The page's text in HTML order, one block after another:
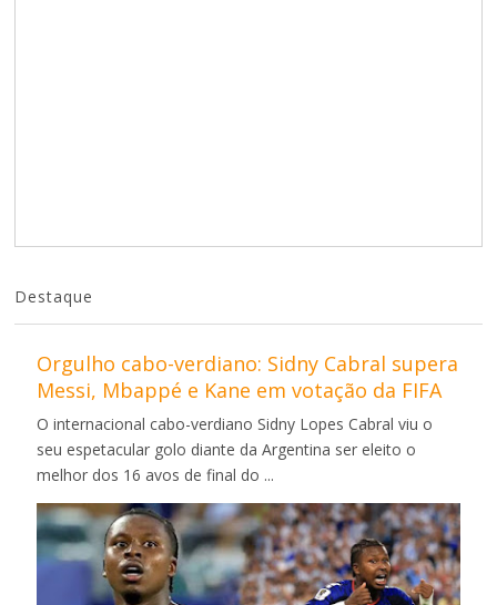
Destaque
Orgulho cabo-verdiano: Sidny Cabral supera
Messi, Mbappé e Kane em votação da FIFA
O internacional cabo-verdiano Sidny Lopes Cabral viu o
seu espetacular golo diante da Argentina ser eleito o
melhor dos 16 avos de final do ...